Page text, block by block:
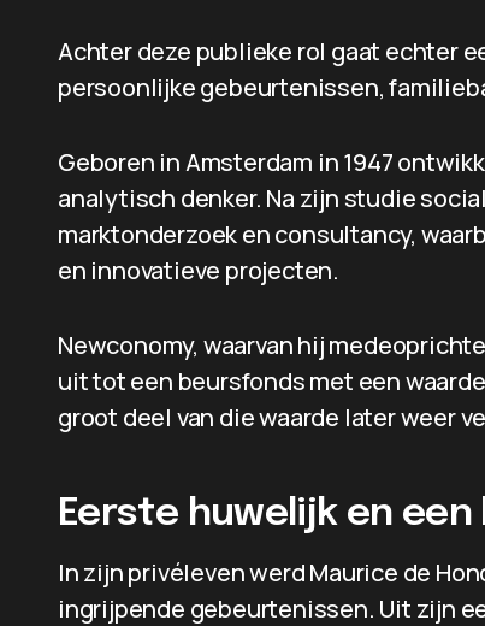
Achter deze publieke rol gaat echter
persoonlijke gebeurtenissen,
Geboren in Amsterdam in 1947
analytisch denker. Na zijn studie
marktonderzoek en consultancy,
en innovatieve projecten.
Newconomy, waarvan hij
uit tot een beursfonds met een
groot deel van die waarde later weer
Eerste huwelijk en
In zijn privéleven werd Maurice de
ingrijpende gebeurtenissen. Uit zijn